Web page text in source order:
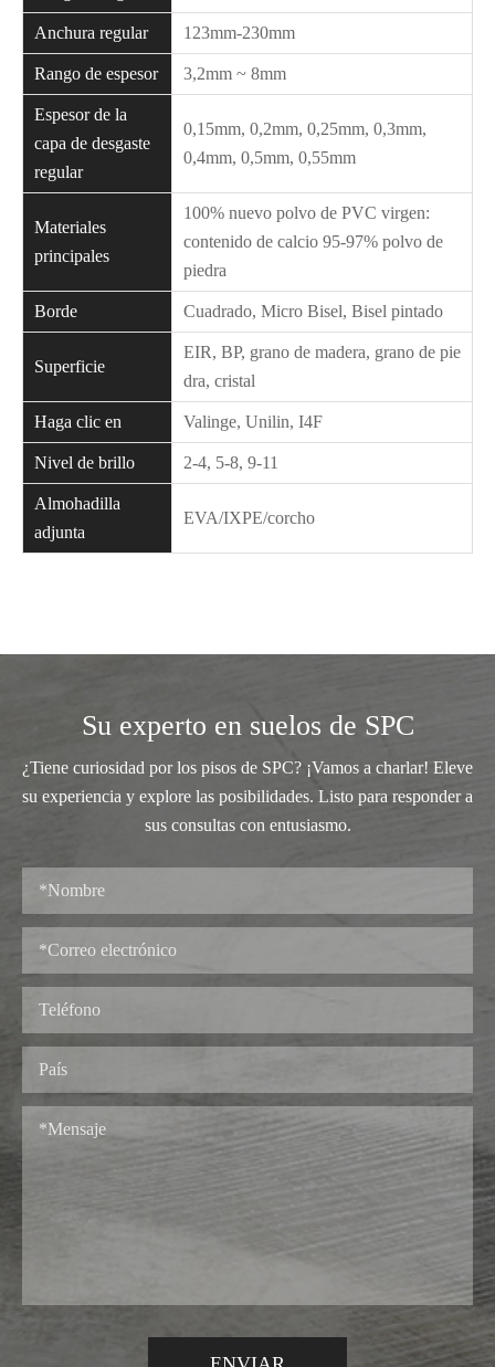
Anchura regular 123mm-230mm
Rango de espesor 3,2mm ~ 8mm
Espesor de la
capa de desgaste
regular
0,15mm, 0,2mm, 0,25mm, 0,3mm,
0,4mm, 0,5mm, 0,55mm
Materiales
principales
100% nuevo polvo de PVC virgen:
contenido de calcio 95-97% polvo de
piedra
Borde Cuadrado, Micro Bisel, Bisel pintado
Superficie
EIR, BP, grano de madera, grano de pie
dra, cristal
Haga clic en Valinge, Unilin, I4F
Nivel de brillo 2-4, 5-8, 9-11
Almohadilla
adjunta
EVA/IXPE/corcho
Su experto en suelos de SPC
¿Tiene curiosidad por los pisos de SPC? ¡Vamos a charlar! Eleve
su experiencia y explore las posibilidades. Listo para responder a
sus consultas con entusiasmo.